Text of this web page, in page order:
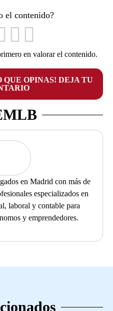
el contenido?
en valorar el contenido.
QUE OPINAS! DEJA TU
en Madrid con más de
especializados en
laboral y contable para
y emprendedores.